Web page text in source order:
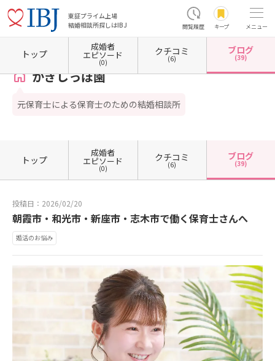
東証プライム上場
結婚相談所探しはIBJ
閲覧履歴 キープ メニュー
ホーム 埼玉県の結婚相談所 埼玉県朝霞市 かぎしっぽ園 カウンセラーブログ一覧
かぎしっぽ園
元保育士による保育士のための結婚相談所
トップ
成婚者
エピソード
(0)
クチコミ
(6)
ブログ
(39)
トップ
成婚者
エピソード
(0)
クチコミ
(6)
ブログ
(39)
投稿日：2026/02/20
朝霞市・和光市・新座市・志木市で働く保育士さんへ
婚活のお悩み